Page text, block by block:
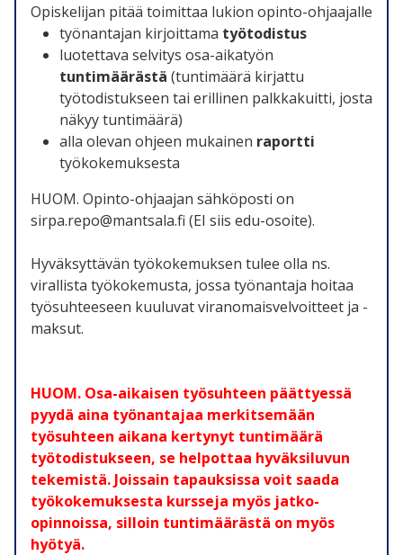
Opiskelijan pitää toimittaa lukion opinto-ohjaajalle
työnantajan kirjoittama työtodistus
luotettava selvitys osa-aikatyön
tuntimäärästä (tuntimäärä kirjattu
työtodistukseen tai erillinen palkkakuitti, josta
näkyy tuntimäärä)
alla olevan ohjeen mukainen raportti
työkokemuksesta
HUOM. Opinto-ohjaajan sähköposti on
sirpa.repo@mantsala.fi (EI siis edu-osoite).
Hyväksyttävän työkokemuksen tulee olla ns.
virallista työkokemusta, jossa työnantaja hoitaa
työsuhteeseen kuuluvat viranomaisvelvoitteet ja -
maksut.
HUOM. Osa-aikaisen työsuhteen päättyessä
pyydä aina työnantajaa merkitsemään
työsuhteen aikana kertynyt tuntimäärä
työtodistukseen, se helpottaa hyväksiluvun
tekemistä. Joissain tapauksissa voit saada
työkokemuksesta kursseja myös jatko-
opinnoissa, silloin tuntimäärästä on myös
hyötyä.